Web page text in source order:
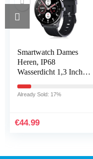
Smartwatch Dames
Heren, IP68
Wasserdicht 1,3 Inch
Activiteitstracker met
Already Sold: 17%
€44.99